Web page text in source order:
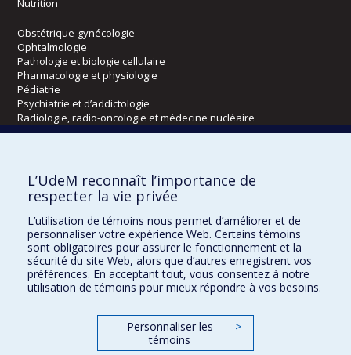
Nutrition
Obstétrique-gynécologie
Ophtalmologie
Pathologie et biologie cellulaire
Pharmacologie et physiologie
Pédiatrie
Psychiatrie et d’addictologie
Radiologie, radio-oncologie et médecine nucléaire
Kinésiologie et des sciences de l’activité physique
Orthophonie et audiologie
Réadaptation
Directions
DPC
CPASS
L’UdeM reconnaît l’importance de
respecter la vie privée
L’utilisation de témoins nous permet d’améliorer et de
personnaliser votre expérience Web. Certains témoins
sont obligatoires pour assurer le fonctionnement et la
sécurité du site Web, alors que d’autres enregistrent vos
préférences. En acceptant tout, vous consentez à notre
utilisation de témoins pour mieux répondre à vos besoins.
Personnaliser les
témoins
>